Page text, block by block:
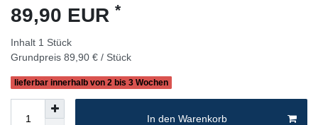
89,90 EUR *
Inhalt 1 Stück
Grundpreis 89,90 € / Stück
lieferbar innerhalb von 2 bis 3 Wochen
In den Warenkorb